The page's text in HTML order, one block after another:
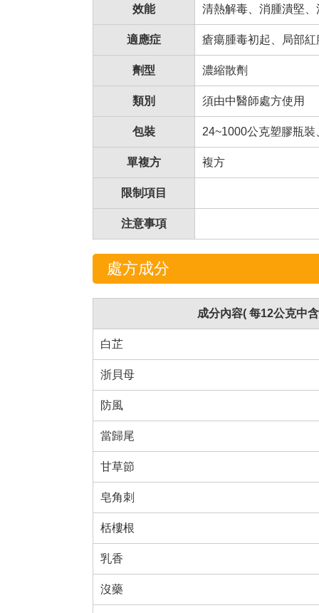
效能 清熱解毒、消腫潰堅
適應症 瘡瘍腫毒初起、局部
劑型 濃縮散劑
類別 須由中醫師處方使用
包裝 24~1000公克塑膠瓶
單複方 複方
限制項目
注意事項
處方成分
成分內容( 每12公克中
白芷
浙貝母
防風
當歸尾
甘草節
皂角刺
栝樓根
乳香
沒藥